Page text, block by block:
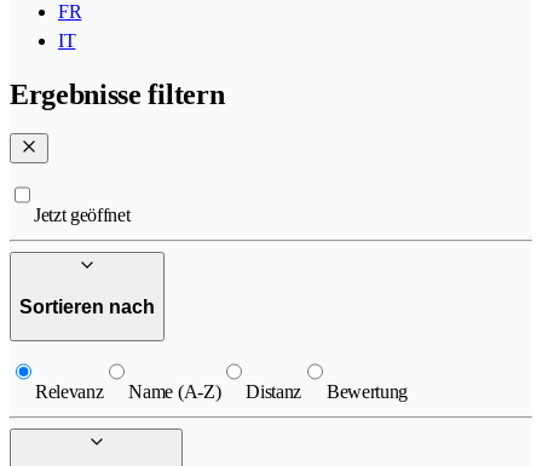
FR
IT
Ergebnisse filtern
Jetzt geöffnet
Sortieren nach
Relevanz Name (A-Z) Distanz Bewertung